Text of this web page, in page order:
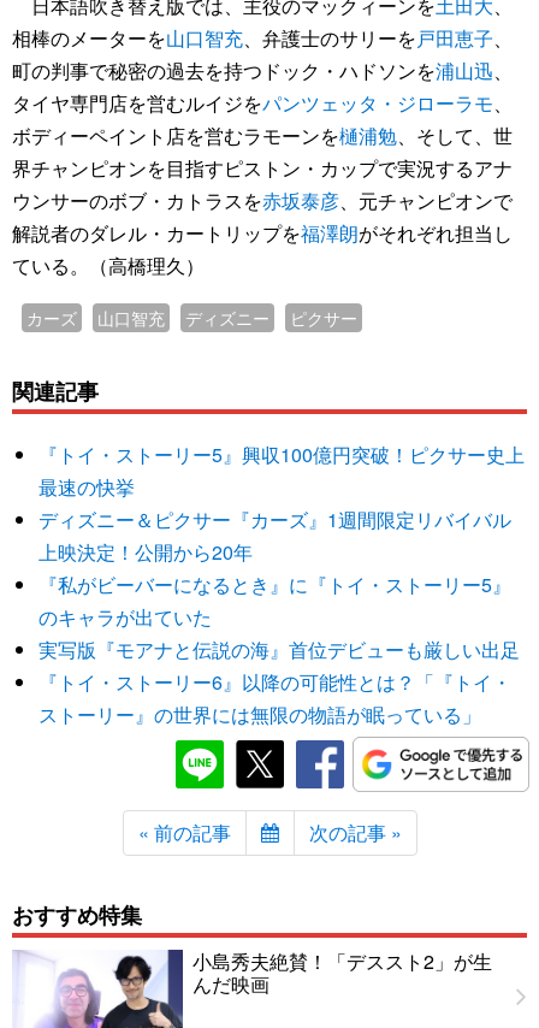
相棒のメーターを山口智充、弁護士のサリーを戸田恵子、
町の判事で秘密の過去を持つドック・ハドソンを浦山迅、
タイヤ専門店を営むルイジをパンツェッタ・ジローラモ、
ボディーペイント店を営むラモーンを樋浦勉、そして、世
界チャンピオンを目指すピストン・カップで実況するアナ
ウンサーのボブ・カトラスを赤坂泰彦、元チャンピオンで
解説者のダレル・カートリップを福澤朗がそれぞれ担当し
ている。（高橋理久）
カーズ 山口智充 ディズニー ピクサー
関連記事
『トイ・ストーリー5』興収100億円突破！ピクサー史上
最速の快挙
ディズニー＆ピクサー『カーズ』1週間限定リバイバル
上映決定！公開から20年
『私がビーバーになるとき』に『トイ・ストーリー5』
のキャラが出ていた
実写版『モアナと伝説の海』首位デビューも厳しい出足
『トイ・ストーリー6』以降の可能性とは？「『トイ・
ストーリー』の世界には無限の物語が眠っている」
« 前の記事 次の記事 »
おすすめ特集
小島秀夫絶賛！「デススト2」が生
んだ映画